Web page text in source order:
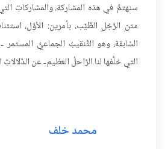
سنهتمُّ في هذه المشاركة، والمشاركاتِ
متنِ الرَّجُلِ الطَّيِّب، بأمرين: الأوَّل،
السَّابقة، وهو التَّنقيبُ الجماعيُّ المستمر
التي خلَّفها لنا الرَّاحلُ العظيم- عن
محمد خلف